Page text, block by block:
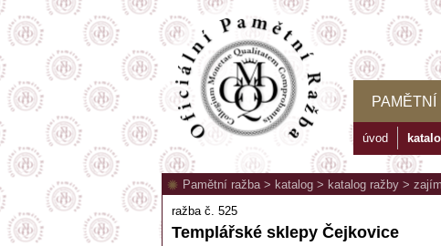
PAMĚTNÍ
úvod
Pamětní ražba> katalog > katalog ražby >
ražba č. 525
Templářské sklepy Čejkovice